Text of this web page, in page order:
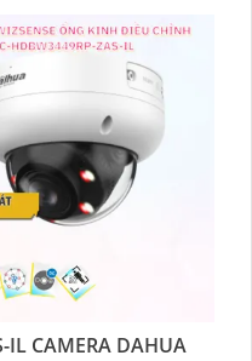
IL CAMERA DAHUA